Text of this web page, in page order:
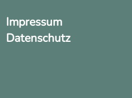
Impressum
Datenschutz